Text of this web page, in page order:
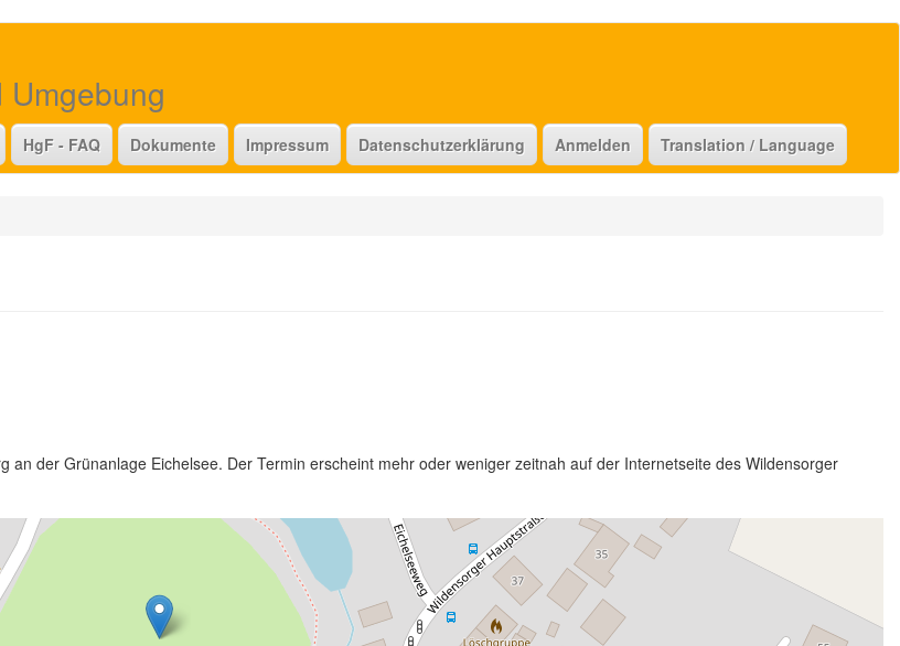
HgF - FAQ Dokumente Impressum Datenschutzerklärung Anmelden Translation / Language
der Grünanlage Eichelsee. Der Termin erscheint mehr oder weniger zeitnah auf der Internetseite des Wildensorger